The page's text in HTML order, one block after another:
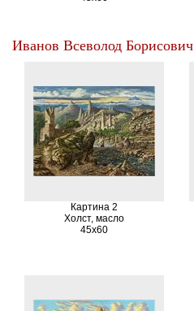
Иванов Всеволод Борисович
Картина 2
Холст, масло
45х60